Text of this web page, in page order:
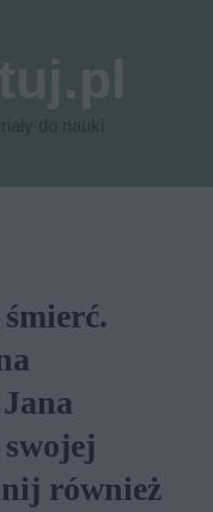
również